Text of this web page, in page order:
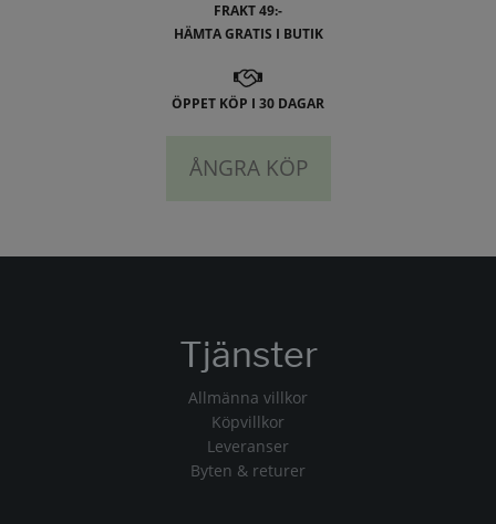
FRAKT 49:-
HÄMTA GRATIS I BUTIK
ÖPPET KÖP I 30 DAGAR
ÅNGRA KÖP
Tjänster
Allmänna villkor
Köpvillkor
Leveranser
Byten & returer